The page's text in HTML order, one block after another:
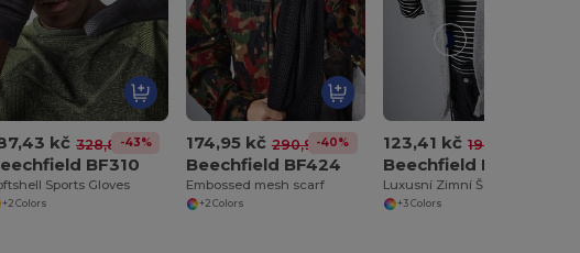
kč 328,87 kč
-43%
BF310
Sports Gloves
+2 Colors
174,95 kč 290,97 kč
-40%
Beechfield BF424
Embossed mesh scarf
+2 Colors
123,41 kč 197,37 kč
Beechfield BF470
+3 Colors